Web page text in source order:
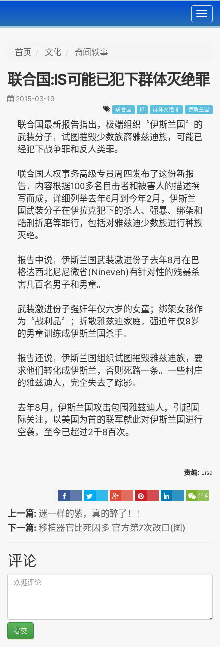
首页 文化 奇闻轶事
联合国:IS可能已犯下群体灭绝罪
2015-03-19
联合国 IS 群体灭绝罪 伊斯兰国
联合国最新报告指出，极端组织〝伊斯兰国〞的
武装分子，试图摧毁少数族裔雅兹迪族，可能已
经犯下战争罪和反人类罪。
联合国人权事务高级专员周四发布了这份新报
告，内容根据100多名目击者和被害人的描述撰
写而成，详细列举去年6月到今年2月，伊斯兰
国武装分子在伊拉克犯下的杀人、强暴、绑架和
酷刑折磨等罪行，包括对雅兹迪少数族进行种族
灭绝。
报告中说，伊斯兰国武装激进份子去年8月在巴
格达西北尼尼微省(Nineveh)有针对性的残暴杀
害几百名男子和男童。
武装激进份子强奸年仅六岁的女童；绑架女孩作
为〝战利品〞；拆散雅兹迪家庭，强迫年仅8岁
的男童训练成伊斯兰国杀手。
报告还说，伊斯兰国组织试图摧毁雅兹迪族，要
求他们转化成伊斯兰，否则死路一条。一些村庄
的雅兹迪人，完全失去了踪影。
去年8月，伊斯兰国攻击包围雅兹迪人，引起国
际关注，以美国为首的联军就此对伊斯兰国进行
空袭，至今已超过2千8百次。
责编: Lisa
114
上一篇: 迷一样的紫，真的醉了！！
下一篇: 移植器官比死囚多 官方第7次改口(图)
评论
提交